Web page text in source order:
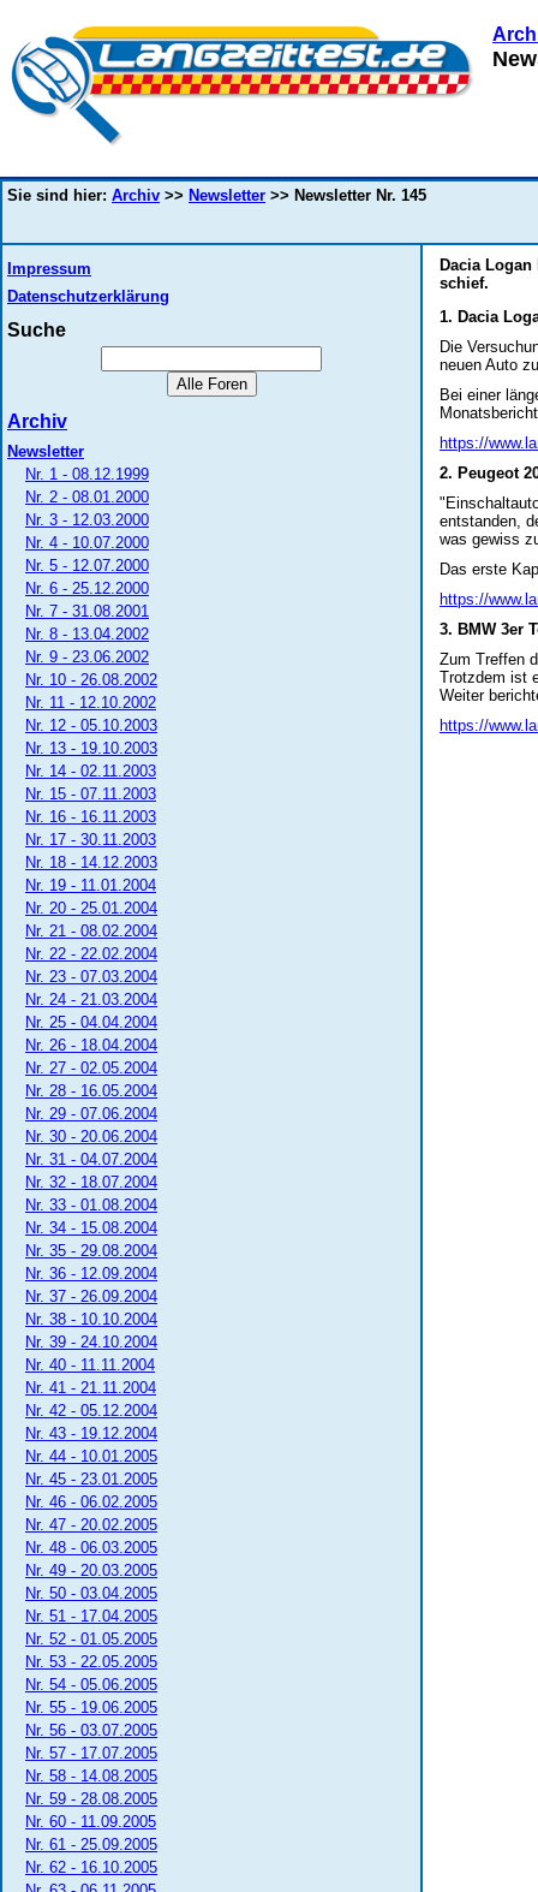
Sie sind hier: Archiv >> Newsletter >> Newsletter Nr. 145
Impressum
Datenschutzerklärung
Suche
Archiv
Newsletter
Nr. 1 - 08.12.1999
Nr. 2 - 08.01.2000
Nr. 3 - 12.03.2000
Nr. 4 - 10.07.2000
Nr. 5 - 12.07.2000
Nr. 6 - 25.12.2000
Nr. 7 - 31.08.2001
Nr. 8 - 13.04.2002
Nr. 9 - 23.06.2002
Nr. 10 - 26.08.2002
Nr. 11 - 12.10.2002
Nr. 12 - 05.10.2003
Nr. 13 - 19.10.2003
Nr. 14 - 02.11.2003
Nr. 15 - 07.11.2003
Nr. 16 - 16.11.2003
Nr. 17 - 30.11.2003
Nr. 18 - 14.12.2003
Nr. 19 - 11.01.2004
Nr. 20 - 25.01.2004
Nr. 21 - 08.02.2004
Nr. 22 - 22.02.2004
Nr. 23 - 07.03.2004
Nr. 24 - 21.03.2004
Nr. 25 - 04.04.2004
Nr. 26 - 18.04.2004
Nr. 27 - 02.05.2004
Nr. 28 - 16.05.2004
Nr. 29 - 07.06.2004
Nr. 30 - 20.06.2004
Nr. 31 - 04.07.2004
Nr. 32 - 18.07.2004
Nr. 33 - 01.08.2004
Nr. 34 - 15.08.2004
Nr. 35 - 29.08.2004
Nr. 36 - 12.09.2004
Nr. 37 - 26.09.2004
Nr. 38 - 10.10.2004
Nr. 39 - 24.10.2004
Nr. 40 - 11.11.2004
Nr. 41 - 21.11.2004
Nr. 42 - 05.12.2004
Nr. 43 - 19.12.2004
Nr. 44 - 10.01.2005
Nr. 45 - 23.01.2005
Nr. 46 - 06.02.2005
Nr. 47 - 20.02.2005
Nr. 48 - 06.03.2005
Nr. 49 - 20.03.2005
Nr. 50 - 03.04.2005
Nr. 51 - 17.04.2005
Nr. 52 - 01.05.2005
Nr. 53 - 22.05.2005
Nr. 54 - 05.06.2005
Nr. 55 - 19.06.2005
Nr. 56 - 03.07.2005
Nr. 57 - 17.07.2005
Nr. 58 - 14.08.2005
Nr. 59 - 28.08.2005
Nr. 60 - 11.09.2005
Nr. 61 - 25.09.2005
Nr. 62 - 16.10.2005
Dacia
schief.
1. Dacia
Die
neuen Auto
Bei einer
https://
2. Peugeot
entstanden,
was gewiss
Das erste
https://
3. BMW 3er
Zum Treffen
Trotzdem ist
Weiter
https://